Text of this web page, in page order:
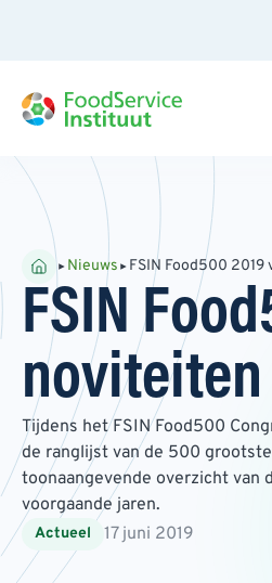
Nieuws FSIN Food500
FSIN
noviteiten
Tijdens het FSIN Food500
de ranglijst van de 500
toonaangevende overzicht van
voorgaande jaren.
Actueel 17 juni 2019